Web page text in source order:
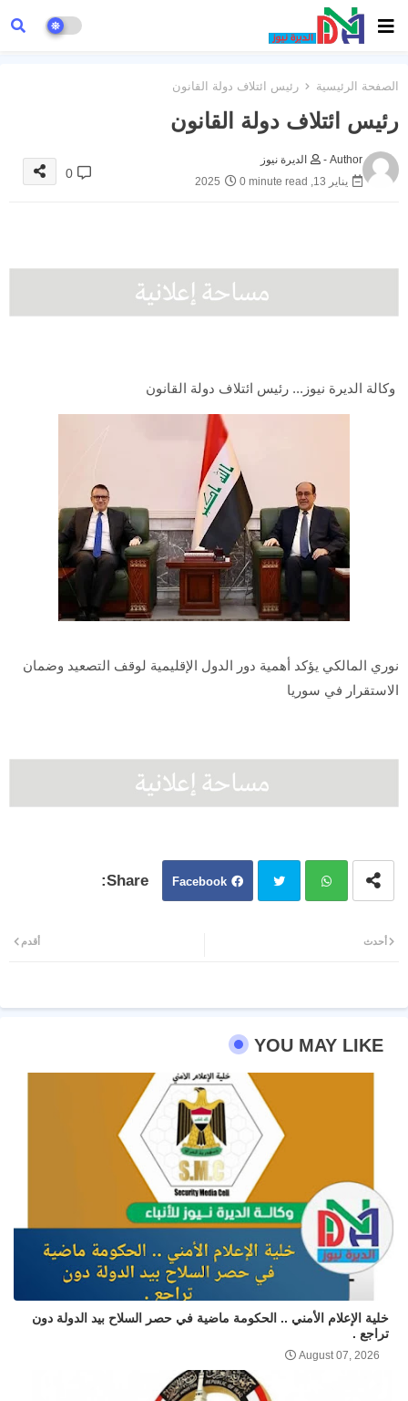
الصفحة الرئيسية رئيس ائتلاف دولة القانون
رئيس ائتلاف دولة القانون
Author -
الديرة نيوز
يناير 13, 2025
0 minute read
0
وكالة الديرة نيوز... رئيس ائتلاف دولة القانون
نوري المالكي يؤكد أهمية دور الدول الإقليمية لوقف التصعيد وضمان
الاستقرار في سوريا
Facebook
أحدث أقدم
YOU MAY LIKE
خلية الإعلام الأمني .. الحكومة ماضية في حصر السلاح بيد الدولة دون
تراجع .
August 07, 2026